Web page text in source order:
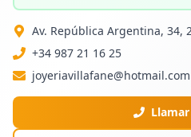
Av. República Argentina, 34,
+34 987 21 16 25
joyeriavillafane@hotmail.com